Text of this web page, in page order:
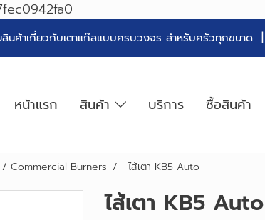
นค้าเกี่ยวกับเตาแก๊สแบบครบวงจร สำหรับครัวทุกขนาด |
หน้าแรก สินค้า บริการ ซื้อสินค้า
/ Commercial Burners ไส้เตา KB5 Auto
ไส้เตา KB5 Auto